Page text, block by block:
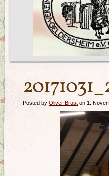
Posted by Oliver Brust on 1.